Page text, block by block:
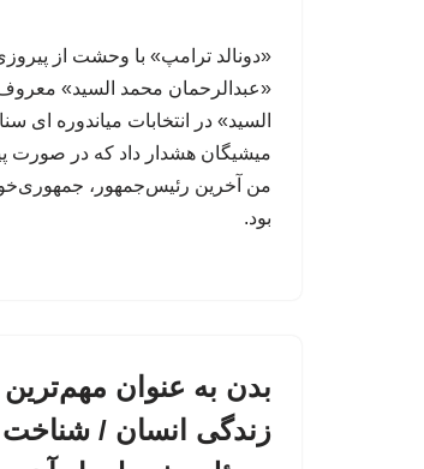
«دونالد ترامپ» با وحشت از
«عبدالرحمان محمد السید»
السید» در انتخابات میاندوره ای
میشیگان هشدار داد که در صورت
من آخرین رئیس‌جمهور،
بود.
بدن به عنوان
زندگی انسان / شناخت